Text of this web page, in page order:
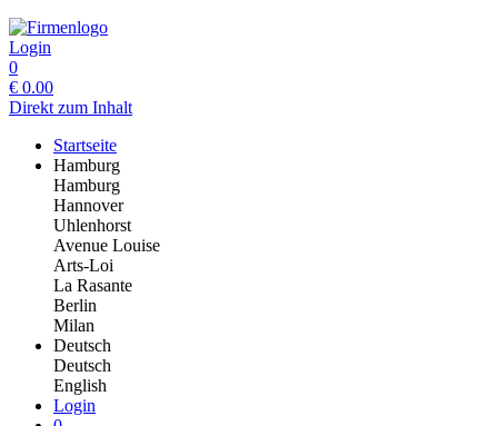
Login
0
€ 0.00
Direkt zum Inhalt
Startseite
Hamburg
Hamburg
Hannover
Uhlenhorst
Avenue Louise
Arts-Loi
La Rasante
Berlin
Milan
Deutsch
Deutsch
English
Login